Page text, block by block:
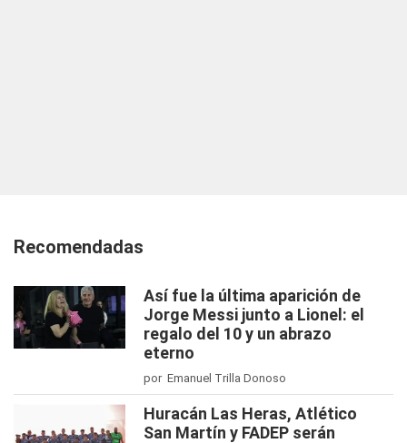
Recomendadas
Así fue la última aparición de
Jorge Messi junto a Lionel: el
regalo del 10 y un abrazo
eterno
por Emanuel Trilla Donoso
Huracán Las Heras, Atlético
San Martín y FADEP serán